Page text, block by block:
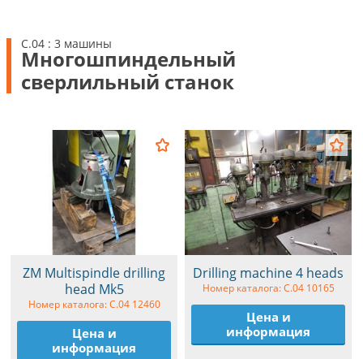
C.04 : 3 машины
Многошпиндельный
сверлильный станок
ZM Multispindle drilling
head Mk5
Номер каталога: C.04 12460
Цена и
информация
Drilling machine 4 heads
Номер каталога: C.04 10165
Цена и
информация